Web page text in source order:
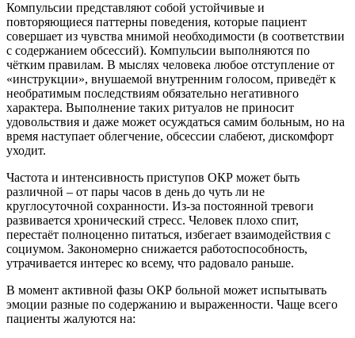
Компульсии представляют собой устойчивые и
повторяющиеся паттерны поведения, которые пациент
совершает из чувства мнимой необходимости (в соответствии
с содержанием обсессий). Компульсии выполняются по
чётким правилам. В мыслях человека любое отступление от
«инструкции», внушаемой внутренним голосом, приведёт к
необратимым последствиям обязательно негативного
характера. Выполнение таких ритуалов не приносит
удовольствия и даже может осуждаться самим больным, но на
время наступает облегчение, обсессии слабеют, дискомфорт
уходит.
Частота и интенсивность приступов ОКР может быть
различной – от пары часов в день до чуть ли не
круглосуточной сохранности. Из-за постоянной тревоги
развивается хронический стресс. Человек плохо спит,
перестаёт полноценно питаться, избегает взаимодействия с
социумом. Закономерно снижается работоспособность,
утрачивается интерес ко всему, что радовало раньше.
В момент активной фазы ОКР больной может испытывать
эмоции разные по содержанию и выраженности. Чаще всего
пациенты жалуются на: